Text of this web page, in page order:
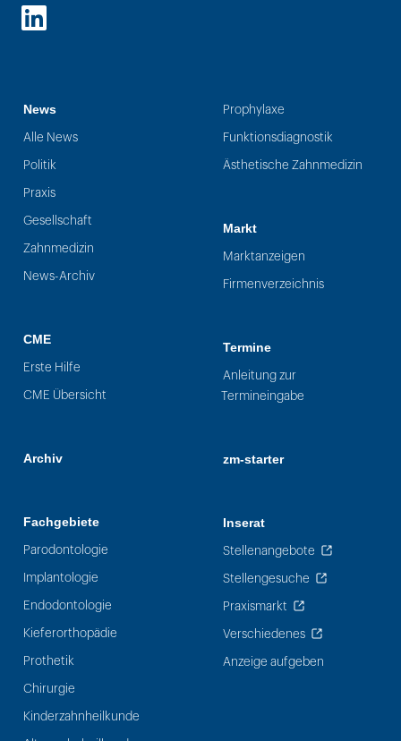
LinkedIn
News
Alle News
Politik
Praxis
Gesellschaft
Zahnmedizin
News-Archiv
CME
Erste Hilfe
CME Übersicht
Archiv
Fachgebiete
Parodontologie
Implantologie
Endodontologie
Kieferorthopädie
Prothetik
Chirurgie
Kinderzahnheilkunde
Prophylaxe
Funktionsdiagnostik
Ästhetische Zahnmedizin
Markt
Marktanzeigen
Firmenverzeichnis
Termine
Anleitung zur
Termineingabe
zm-starter
Inserat
Stellenangebote
Stellengesuche
Praxismarkt
Verschiedenes
Anzeige aufgeben